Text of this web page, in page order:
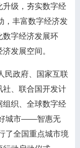
升级，夯实数字经
，丰富数字经济发
数字经济发展环
发展空间。
政府、国家互联
社、联合国开发计
组织、全球数字经
好城市——智惠无
了全国重点城市境